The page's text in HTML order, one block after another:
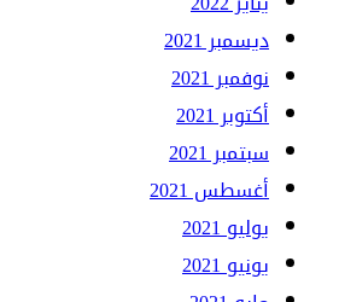
ديسمبر 2021
نوفمبر 2021
أكتوبر 2021
سبتمبر 2021
أغسطس 2021
يوليو 2021
يونيو 2021